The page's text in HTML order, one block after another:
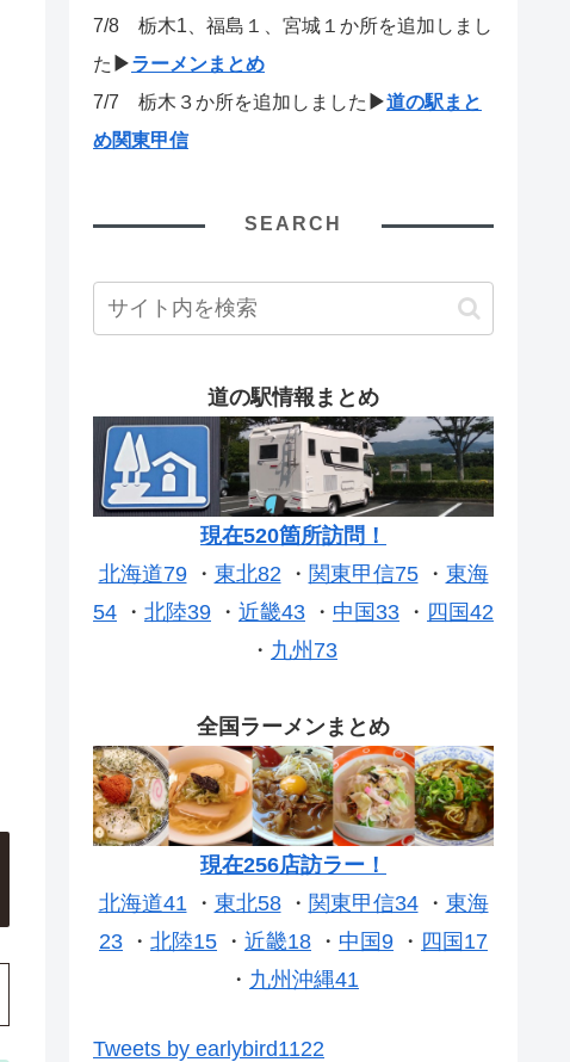
7/8 栃木1、福島１、宮城１か所を追加しまし
た ▶ラーメンまとめ
7/7 栃木３か所を追加しました ▶道の駅まと
め関東甲信
SEARCH
道の駅情報まとめ
現在520箇所訪問！
北海道79・ 東北82・ 関東甲信75・ 東海
54 ・ 北陸39 ・ 近畿43 ・ 中国33 ・ 四国42
・ 九州73
全国ラーメンまとめ
現在256店訪ラー！
北海道41・ 東北58・ 関東甲信34・ 東海
23 ・ 北陸15 ・ 近畿18 ・ 中国9 ・ 四国17
・ 九州沖縄41
Tweets by earlybird1122